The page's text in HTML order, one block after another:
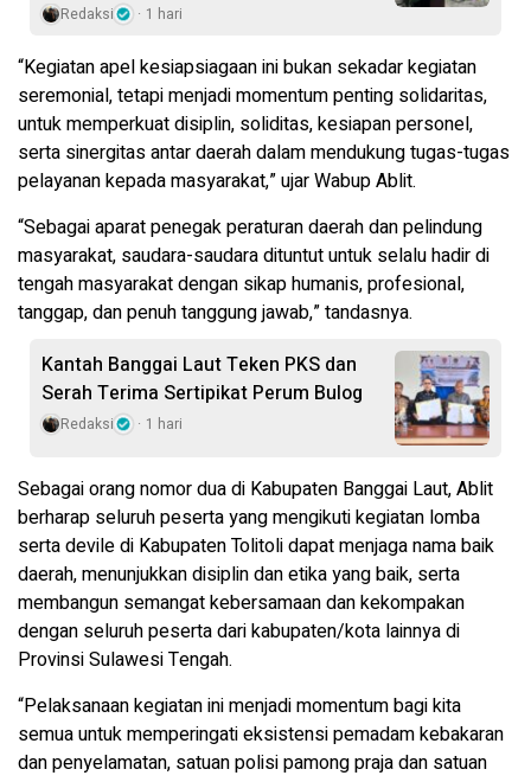
Redaksi 1 hari
“Kegiatan apel kesiapsiagaan ini bukan sekadar kegiatan
seremonial, tetapi menjadi momentum penting solidaritas,
untuk memperkuat disiplin, soliditas, kesiapan personel,
serta sinergitas antar daerah dalam mendukung tugas-tugas
pelayanan kepada masyarakat,” ujar Wabup Ablit.
“Sebagai aparat penegak peraturan daerah dan pelindung
masyarakat, saudara-saudara dituntut untuk selalu hadir di
tengah masyarakat dengan sikap humanis, profesional,
tanggap, dan penuh tanggung jawab,” tandasnya.
Kantah Banggai Laut Teken PKS dan
Serah Terima Sertipikat Perum Bulog
Redaksi 1 hari
Sebagai orang nomor dua di Kabupaten Banggai Laut, Ablit
berharap seluruh peserta yang mengikuti kegiatan lomba
serta devile di Kabupaten Tolitoli dapat menjaga nama baik
daerah, menunjukkan disiplin dan etika yang baik, serta
membangun semangat kebersamaan dan kekompakan
dengan seluruh peserta dari kabupaten/kota lainnya di
Provinsi Sulawesi Tengah.
“Pelaksanaan kegiatan ini menjadi momentum bagi kita
semua untuk memperingati eksistensi pemadam kebakaran
dan penyelamatan, satuan polisi pamong praja dan satuan